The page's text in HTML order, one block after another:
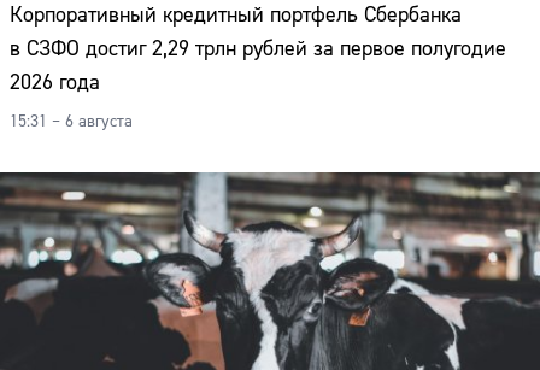
Корпоративный кредитный портфель Сбербанка
в СЗФО достиг 2,29 трлн рублей за первое полугодие
2026 года
15:31 – 6 августа